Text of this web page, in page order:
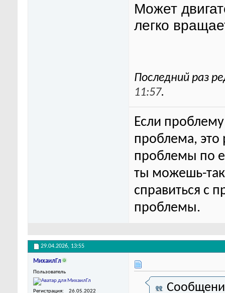
Может
легко
Последний раз
11:57.
Если
проблема, это
проблемы по
ты можешь-
справиться с
проблемы.
29.04.2026, 13:55
МихаилГл
Пользователь
Регистрация
26.05.2022